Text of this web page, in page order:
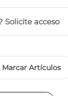
Solicite acceso
Marcar Artículos